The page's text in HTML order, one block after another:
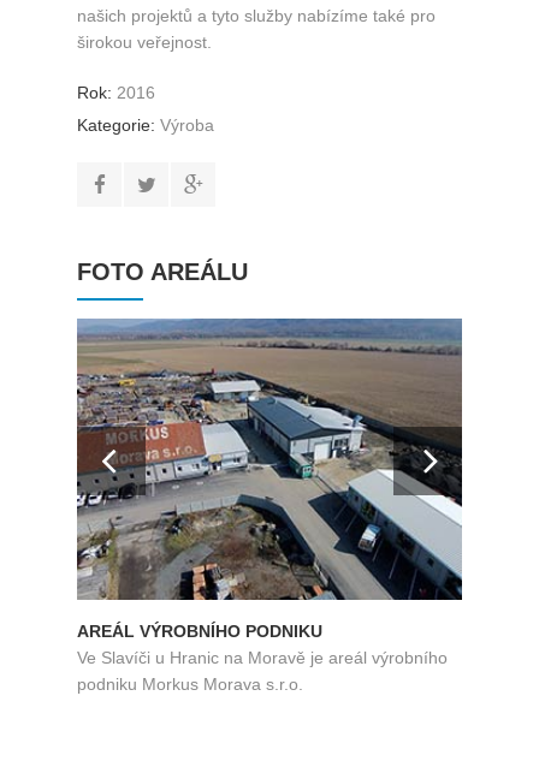
našich projektů a tyto služby nabízíme také pro
širokou veřejnost.
Rok: 2016
Kategorie: Výroba
FOTO AREÁLU
AREÁL VÝROBNÍHO PODNIKU
Ve Slavíči u Hranic na Moravě je areál výrobního
podniku Morkus Morava s.r.o.